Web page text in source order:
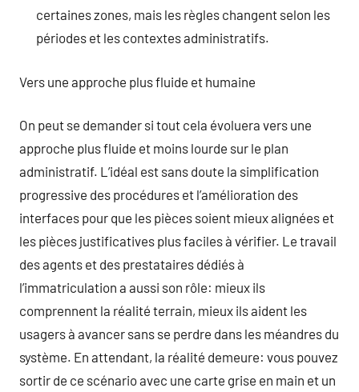
certaines zones, mais les règles changent selon les
périodes et les contextes administratifs.
Vers une approche plus fluide et humaine
On peut se demander si tout cela évoluera vers une
approche plus fluide et moins lourde sur le plan
administratif. L’idéal est sans doute la simplification
progressive des procédures et l’amélioration des
interfaces pour que les pièces soient mieux alignées et
les pièces justificatives plus faciles à vérifier. Le travail
des agents et des prestataires dédiés à
l’immatriculation a aussi son rôle: mieux ils
comprennent la réalité terrain, mieux ils aident les
usagers à avancer sans se perdre dans les méandres du
système. En attendant, la réalité demeure: vous pouvez
sortir de ce scénario avec une carte grise en main et un